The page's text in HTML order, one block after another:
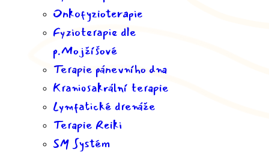
Onkofyzioterapie
Fyzioterapie dle
p.Mojžíšové
Terapie pánevního dna
Kraniosakrální terapie
Lymfatické drenáže
Terapie Reiki
SM Systém